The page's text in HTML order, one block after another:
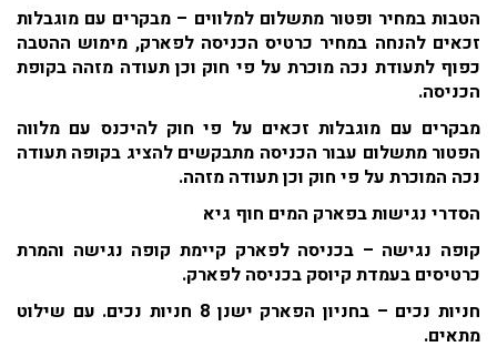
הטבות במחיר ופטור מתשלום למלווים – מבקרים עם מוגבלות
זכאים להנחה במחיר כרטיס הכניסה לפארק, מימוש ההטבה
כפוף לתעודת נכה מוכרת על פי חוק וכן תעודה מזהה בקופת
הכניסה.
מבקרים עם מוגבלות זכאים על פי חוק להיכנס עם מלווה
הפטור מתשלום עבור הכניסה מתבקשים להציג בקופה תעודה
נכה המוכרת על פי חוק וכן תעודה מזהה.
הסדרי נגישות בפארק המים חוף גיא
קופה נגישה – בכניסה לפארק קיימת קופה נגישה והמרת
כרטיסים בעמדת קיוסק בכניסה לפארק.
חניות נכים
– בחניון הפארק ישנן 8 חניות נכים. עם שילוט
מתאים.